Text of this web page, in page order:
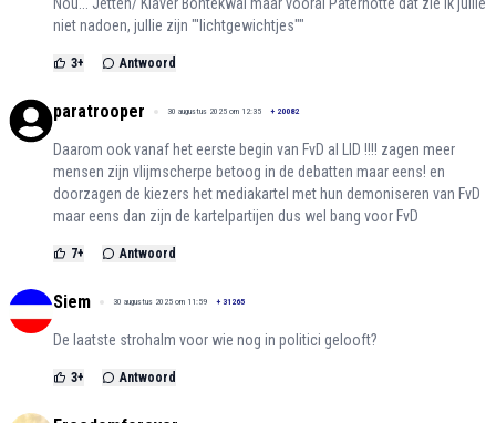
Nou... Jetten/ Klaver Bontekwal maar vooral Paternotte dat zie ik jullie
niet nadoen, jullie zijn "'lichtgewichtjes""
3+ Antwoord
paratrooper 30 augustus 2025 om 12:35 + 20082
Daarom ook vanaf het eerste begin van FvD al LID !!!! zagen meer
mensen zijn vlijmscherpe betoog in de debatten maar eens! en
doorzagen de kiezers het mediakartel met hun demoniseren van FvD
maar eens dan zijn de kartelpartijen dus wel bang voor FvD
7+ Antwoord
Siem 30 augustus 2025 om 11:59 + 31265
De laatste strohalm voor wie nog in politici gelooft?
3+ Antwoord